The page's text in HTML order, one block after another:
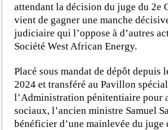
attendant la décision du juge du 2e
vient de gagner une manche
judiciaire qui l’oppose à d’autres
Société West African Energy.
Placé sous mandat de dépôt depuis
2024 et transféré au Pavillon
l’Administration pénitentiaire pour
sociaux, l’ancien ministre Samuel
bénéficier d’une mainlevée du juge